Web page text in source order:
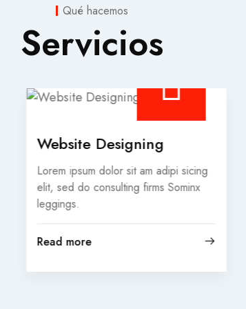
Qué hacemos
Servicios
Website Designing
Lorem ipsum dolor sit am adipi sicing
elit, sed do consulting firms Sominx
leggings.
Read more